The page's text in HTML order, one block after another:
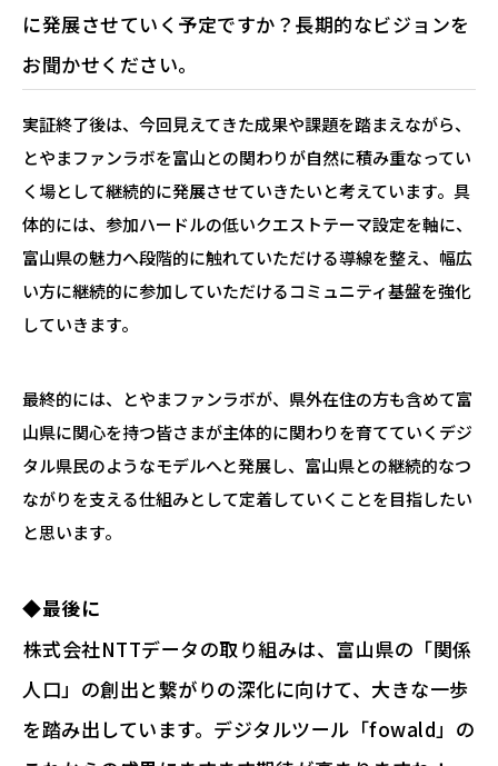
に発展させていく予定ですか？長期的なビジョンを
お聞かせください。
実証終了後は、今回見えてきた成果や課題を踏まえながら、
とやまファンラボを富山との関わりが自然に積み重なってい
く場として継続的に発展させていきたいと考えています。具
体的には、参加ハードルの低いクエストテーマ設定を軸に、
富山県の魅力へ段階的に触れていただける導線を整え、幅広
い方に継続的に参加していただけるコミュニティ基盤を強化
していきます。
最終的には、とやまファンラボが、県外在住の方も含めて富
山県に関心を持つ皆さまが主体的に関わりを育てていくデジ
タル県民のようなモデルへと発展し、富山県との継続的なつ
ながりを支える仕組みとして定着していくことを目指したい
と思います。
◆最後に
―――株式会社NTTデータの取り組みは、富山県の「関係
人口」の創出と繋がりの深化に向けて、大きな一歩
を踏み出しています。デジタルツール「fowald」の